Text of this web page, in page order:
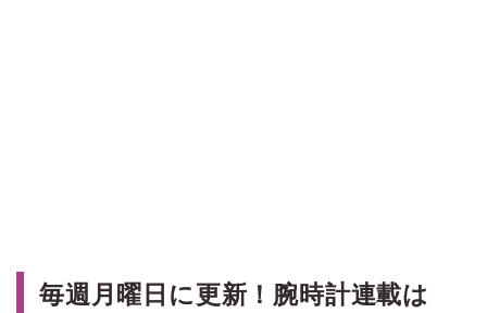
毎週月曜日に更新！腕時計連載は